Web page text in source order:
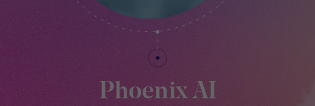
Phoenix AI